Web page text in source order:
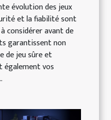
évolution des jeux
et la fiabilité sont
considérer avant de
garantissent non
de jeu sûre et
également vos